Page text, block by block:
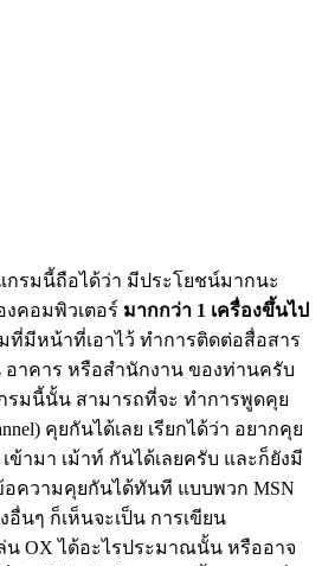
กรมนี้ถือได้ว่า มีประโยชน์มากนะ
คอมพิวเตอร์ มากกว่า 1 เครื่องขึ้นไป
ที่มีหน้าที่เอาไว้ ทำการติดต่อสื่อสาร
อาคาร หรือสำนักงาน ของท่านครับ
รมนี้นั้น สามารถที่จะ ทำการพูดคุย
คุยกันได้เลย เรียกได้ว่า อยากคุย
ข้ามา เม้าท์ กันได้เลยครับ และก็ยังมี
ข้อความคุยกันได้ทันที แบบพวก MSN
นๆ ก็เห็นจะเป็น การเขียน
ล่น OX ได้อะไรประมาณนั้น หรืออาจ